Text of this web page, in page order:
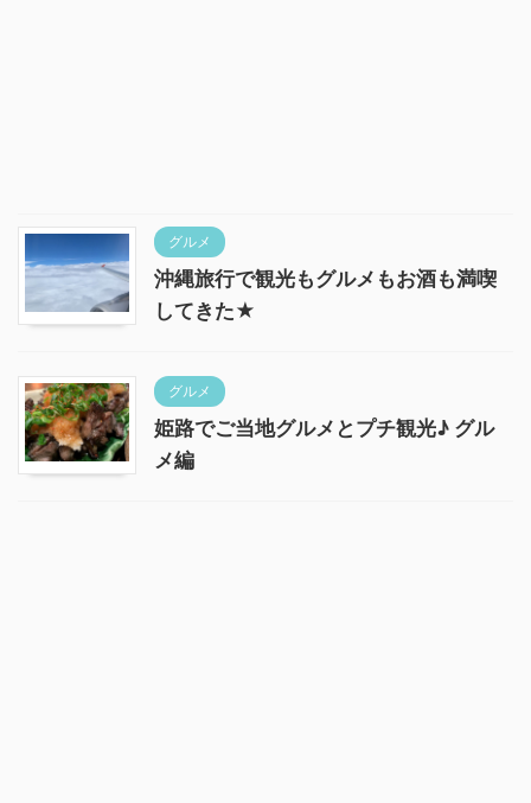
グルメ
沖縄旅行で観光もグルメもお酒も満喫
してきた★
グルメ
姫路でご当地グルメとプチ観光♪ グル
メ編